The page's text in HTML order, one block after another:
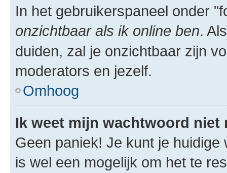
In het gebruikerspaneel onder
onzichtbaar als ik online ben.
duiden, zal je onzichtbaar zijn
moderators en jezelf.
Omhoog
Ik weet mijn wachtwoord niet
Geen paniek! Je kunt je
is wel een mogelijk om het te